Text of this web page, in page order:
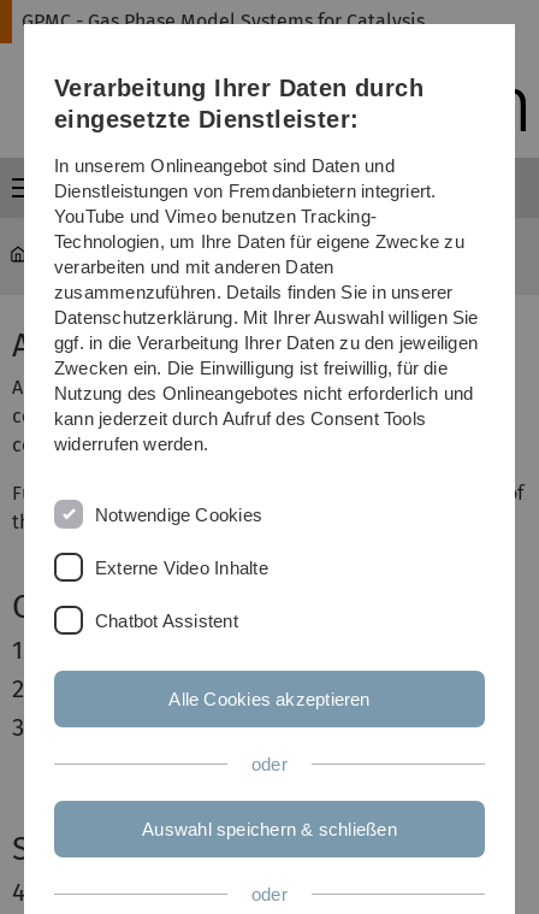
Direkt
Direkt
Direkt
(Sprache,
Drucken,
Media)
Direkt
Direkt
GPMC - Gas Phase Model Systems for Catalysis
Menü
...
Accomodation
All suggested hotels (see below) are located in the city
center of Ulm and are in walking distance of the
conference venue.
Further information can also be found on the homepage of
the
tourist information Ulm.
Comfort
1.
2.
Comfor Hotel Appartement
3.
Hotel "Schiefes Haus"
Standard
4.
Hotel am Rathaus
Verarbeitung Ihrer Daten durch
eingesetzte Dienstleister:
In unserem Onlineangebot sind Daten und
Dienstleistungen von Fremdanbietern integriert.
YouTube und Vimeo benutzen Tracking-
Technologien, um Ihre Daten für eigene Zwecke zu
verarbeiten und mit anderen Daten
zusammenzuführen. Details finden Sie in unserer
Datenschutzerklärung. Mit Ihrer Auswahl willigen Sie
ggf. in die Verarbeitung Ihrer Daten zu den jeweiligen
Zwecken ein. Die Einwilligung ist freiwillig, für die
Nutzung des Onlineangebotes nicht erforderlich und
kann jederzeit durch Aufruf des Consent Tools
widerrufen werden.
Notwendige Cookies
Externe Video Inhalte
Chatbot Assistent
Alle Cookies akzeptieren
oder
Auswahl speichern & schließen
oder